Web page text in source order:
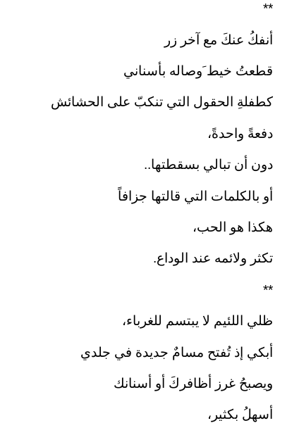
**‏
أنفكُ عنكَ مع آخر زر‏
قطعتُ خيط َوصاله بأسناني‏
كطفلةِ الحقول التي تنكبّ على الحشائش‏
دفعةً واحدةً،‏
دون أن تبالي بسقطتها..‏
أو بالكلمات التي قالتها جزافاً‏
هكذا هو الحب،‏
تكثر ولائمه عند الوداع.‏
**‏
ظلي اللئيم لا يبتسم للغرباء،‏
أبكي إذ تُفتح مسامٌ جديدة في جلدي‏
ويصبحُ غرز أظافركَ أو أسنانك‏
أسهلُ بكثير،‏